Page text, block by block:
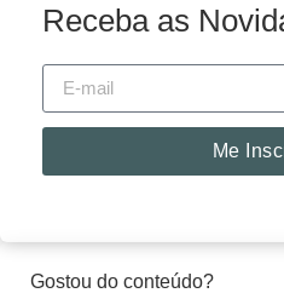
Receba as
Me
Gostou do conteúdo?